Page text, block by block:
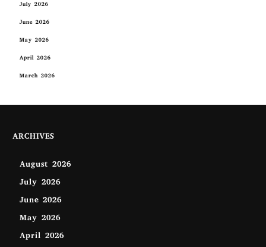
July 2026
June 2026
May 2026
April 2026
March 2026
ARCHIVES
August 2026
July 2026
June 2026
May 2026
April 2026